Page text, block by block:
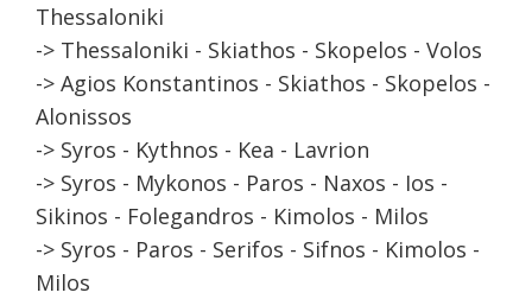
Thessaloniki
-> Thessaloniki - Skiathos - Skopelos - Volos
-> Agios Konstantinos - Skiathos - Skopelos -
Alonissos
-> Syros - Kythnos - Kea - Lavrion
-> Syros - Mykonos - Paros - Naxos - Ios -
Sikinos - Folegandros - Kimolos - Milos
-> Syros - Paros - Serifos - Sifnos - Kimolos -
Milos